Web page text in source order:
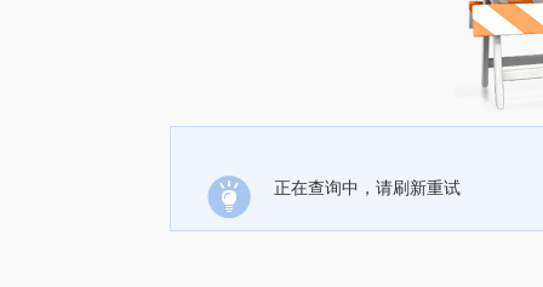
正在查询中，请刷新重试